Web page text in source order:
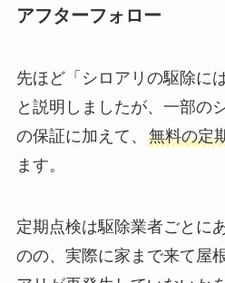
アフターフォロー
先ほど「シロアリの駆除に
と説明しましたが、一部の
の保証に加えて、 無料の定
ます。
定期点検は駆除業者ごとに
のの、実際に家まで来て屋